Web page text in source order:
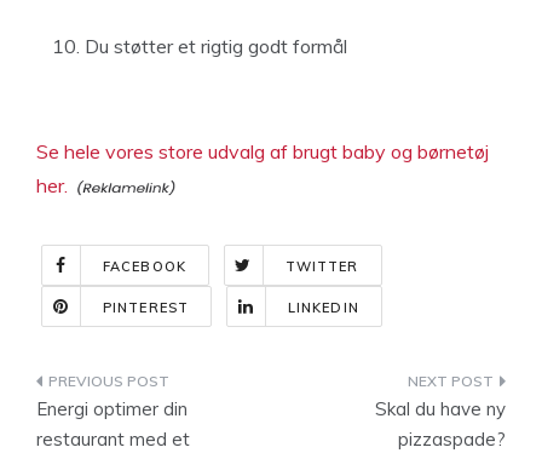
Du støtter et rigtig godt formål
Se hele vores store udvalg af brugt baby og børnetøj
her.
FACEBOOK TWITTER
PINTEREST LINKEDIN
Indlægsnavigation
Energi optimer din
restaurant med et
Skal du have ny
pizzaspade?